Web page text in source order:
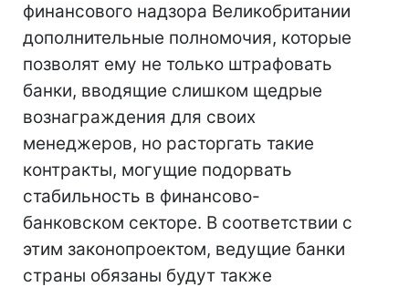
финансового надзора Великобритании
дополнительные полномочия, которые
позволят ему не только штрафовать
банки, вводящие слишком щедрые
вознаграждения для своих
менеджеров, но расторгать такие
контракты, могущие подорвать
стабильность в финансово-
банковском секторе. В соответствии с
этим законопроектом, ведущие банки
страны обязаны будут также